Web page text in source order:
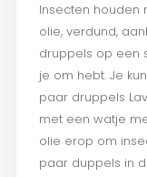
Insecten houden
olie, verdund,
druppels op een
je om hebt. Je
paar druppels
met een watje
olie erop om
paar duppels in